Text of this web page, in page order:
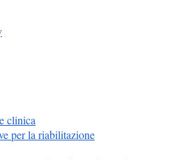
clinica
per la riabilitazione